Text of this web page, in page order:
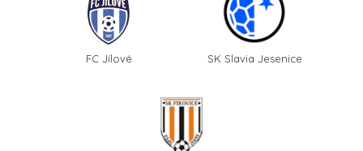
FC Jílové SK Slavia Jesenice